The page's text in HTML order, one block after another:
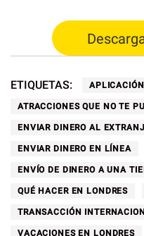
ETIQUETAS:
ATRACCIONES QUE NO TE
ENVIAR DINERO AL
ENVIAR DINERO EN LÍNEA
ENVÍO DE DINERO A UNA
QUÉ HACER EN LONDRES
TRANSACCIÓN
VACACIONES EN LONDRES